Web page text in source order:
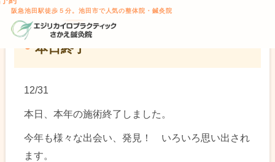
本文へスキップ
阪急池田駅徒歩５分。池田市で人気の整体院・鍼灸院
TOP
本日終了
12/31
本日、本年の施術終了しました。
今年も様々な出会い、発見！ いろいろ思い出され
ます。